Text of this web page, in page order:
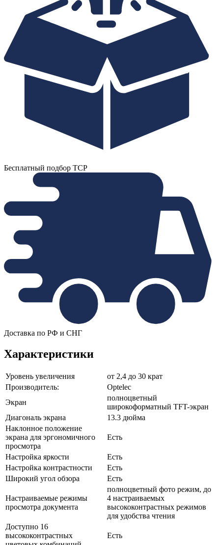
Бесплатный подбор ТСР
Доставка по РФ и СНГ
Характеристики
Уровень увеличения
от 2,4 до 30 крат
Производитель:
Optelec
Экран
полноцветный
широкоформатный TFT-экран
Диагональ экрана
13.3 дюйма
Наклонное положение
экрана для эргономичного
просмотра
Есть
Настройка яркости
Есть
Настройка контрастности
Есть
Широкий угол обзора
Есть
Настраиваемые режимы
просмотра документа
полноцветный фото режим, до
4 настраиваемых
высококонтрастных режимов
для удобства чтения
Доступно 16
высококонтрастных
Есть